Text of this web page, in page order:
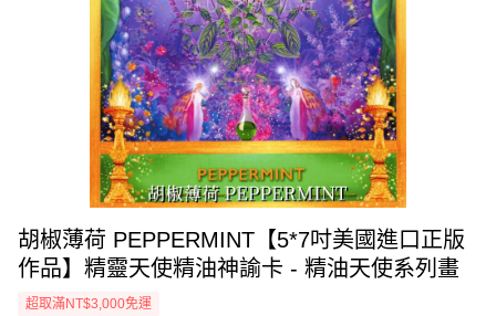
胡椒薄荷 PEPPERMINT【5*7吋美國進口正版
作品】精靈天使精油神諭卡 - 精油天使系列畫
超取滿NT$3,000免運